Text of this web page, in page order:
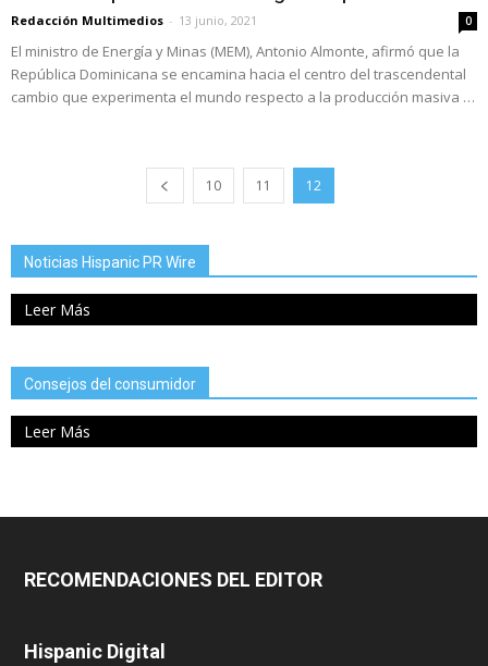
Redacción Multimedios - 13 junio, 2021 0
El ministro de Energía y Minas (MEM), Antonio Almonte, afirmó que la
República Dominicana se encamina hacia el centro del trascendental
cambio que experimenta el mundo respecto a la producción masiva …
10 11 12
Noticias Hispanic PR Wire
Leer Más
Consejos del consumidor
Leer Más
RECOMENDACIONES DEL EDITOR
Hispanic Digital